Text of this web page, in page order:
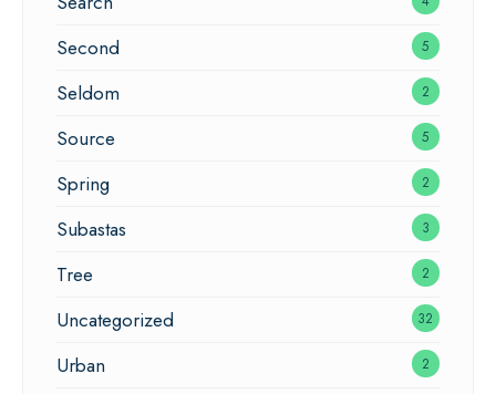
Second 5
Seldom 2
Source 5
Spring 2
Subastas 3
Tree 2
Uncategorized 32
Urban 2